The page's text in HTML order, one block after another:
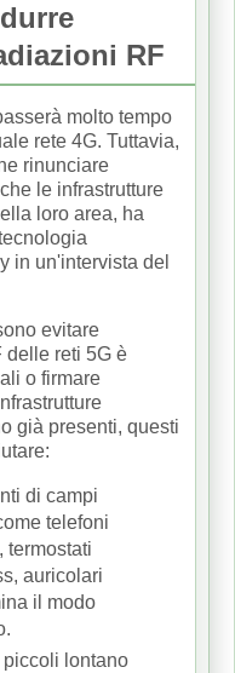
RF
molto tempo
rete 4G. Tuttavia,
rinunciare
le infrastrutture
loro area, ha
in un'intervista del
evitare
delle reti 5G è
o firmare
già presenti, questi
di campi
telefoni
termostati
auricolari
il modo
lontano